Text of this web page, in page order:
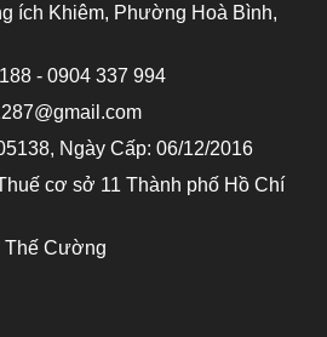
ích Khiêm, Phường Hoà Bình,
- 0904 337 994
Ngày Cấp: 06/12/2016
cơ sở 11 Thành phố Hồ Chí
Thế Cường